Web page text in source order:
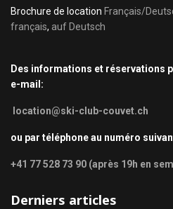
Brochure de location Français/
français, auf Deutsch
Des informations et réservations
e-mail:
location@ski-club-couvet.ch
ou par téléphone au numéro
+41 77 528 73 90 (après 19h en
Derniers articles